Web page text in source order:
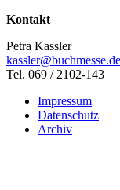
Kontakt
Petra Kassler
kassler@buchmesse.de
Tel. 069 / 2102-143
Impressum
Datenschutz
Archiv